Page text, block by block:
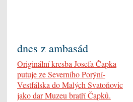
dnes z ambasád
Originální kresba Josefa Čapka
putuje ze Severního Porýní-
Vestfálska do Malých Svatoňovic
jako dar Muzeu bratří Čapků.